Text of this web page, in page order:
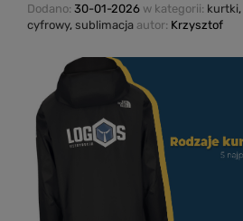
Dodano: 30-01-2026 w kategorii: kurtki,
cyfrowy, sublimacja autor: Krzysztof